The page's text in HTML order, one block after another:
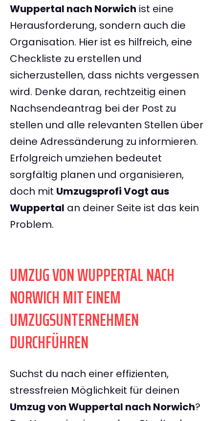
Wuppertal nach Norwich ist eine
Herausforderung, sondern auch die
Organisation. Hier ist es hilfreich, eine
Checkliste zu erstellen und
sicherzustellen, dass nichts vergessen
wird. Denke daran, rechtzeitig einen
Nachsendeantrag bei der Post zu
stellen und alle relevanten Stellen über
deine Adressänderung zu informieren.
Erfolgreich umziehen bedeutet
sorgfältig planen und organisieren,
doch mit Umzugsprofi Vogt aus
Wuppertal an deiner Seite ist das kein
Problem.
UMZUG VON WUPPERTAL NACH
NORWICH MIT EINEM
UMZUGSUNTERNEHMEN
DURCHFÜHREN
Suchst du nach einer effizienten,
stressfreien Möglichkeit für deinen
Umzug von Wuppertal nach Norwich?